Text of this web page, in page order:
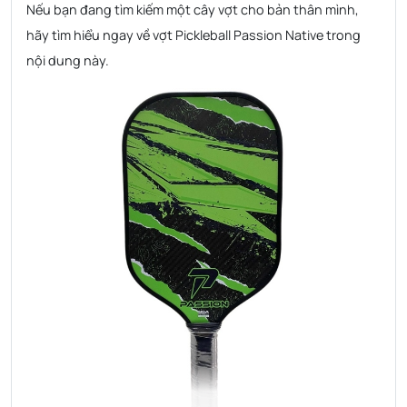
Nếu bạn đang tìm kiếm một cây vợt cho bản thân mình,
hãy tìm hiểu ngay về vợt Pickleball Passion Native trong
nội dung này.